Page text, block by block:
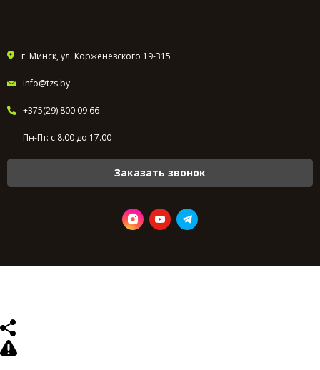
г. Минск, ул. Корженевского 19-315
info@tzs.by
+375(29) 800 09 66
Пн-Пт: с 8.00 до 17.00
Заказать звонок